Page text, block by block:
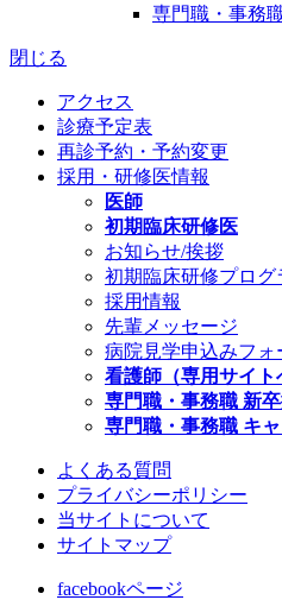
専門職・事務
閉じる
アクセス
診療予定表
再診予約・予約変更
採用・研修医情報
医師
初期臨床研修医
お知らせ/挨拶
初期臨床研修プログ
採用情報
先輩メッセージ
病院見学申込みフォ
看護師（専用サイト
専門職・事務職 新卒
専門職・事務職 キ
よくある質問
プライバシーポリシー
当サイトについて
サイトマップ
facebookページ